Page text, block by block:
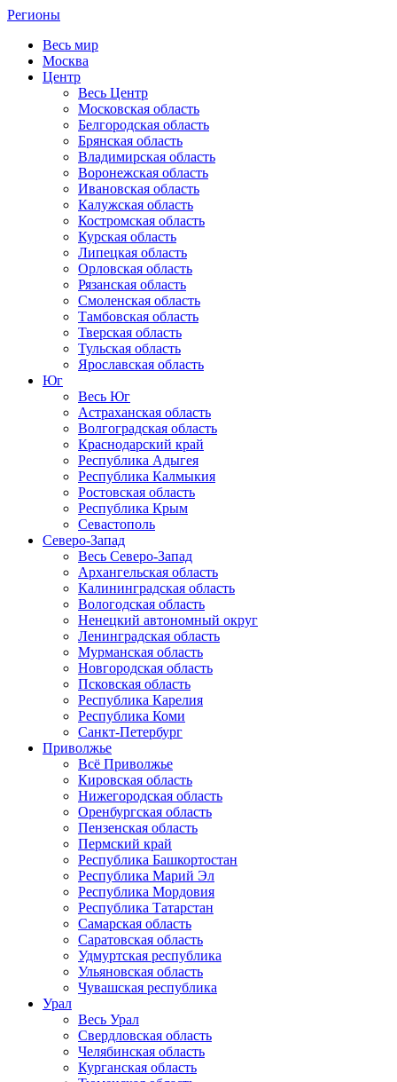
Регионы
Весь мир
Москва
Центр
Весь Центр
Московская область
Белгородская область
Брянская область
Владимирская область
Воронежская область
Ивановская область
Калужская область
Костромская область
Курская область
Липецкая область
Орловская область
Рязанская область
Смоленская область
Тамбовская область
Тверская область
Тульская область
Ярославская область
Юг
Весь Юг
Астраханская область
Волгоградская область
Краснодарский край
Республика Адыгея
Республика Калмыкия
Ростовская область
Республика Крым
Севастополь
Северо-Запад
Весь Северо-Запад
Архангельская область
Калининградская область
Вологодская область
Ненецкий автономный округ
Ленинградская область
Мурманская область
Новгородская область
Псковская область
Республика Карелия
Республика Коми
Санкт-Петербург
Приволжье
Всё Приволжье
Кировская область
Нижегородская область
Оренбургская область
Пензенская область
Пермский край
Республика Башкортостан
Республика Марий Эл
Республика Мордовия
Республика Татарстан
Самарская область
Саратовская область
Удмуртская республика
Ульяновская область
Чувашская республика
Урал
Весь Урал
Свердловская область
Челябинская область
Курганская область